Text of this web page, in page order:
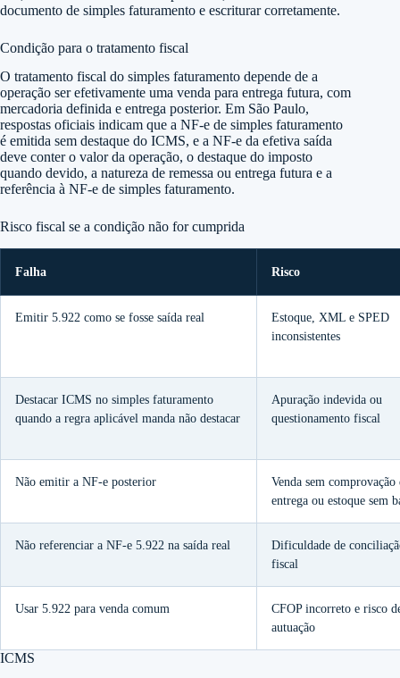
documento de simples faturamento e escriturar corretamente.
Condição para o tratamento fiscal
O tratamento fiscal do simples faturamento depende de a
operação ser efetivamente uma venda para entrega futura, com
mercadoria definida e entrega posterior. Em São Paulo,
respostas oficiais indicam que a NF-e de simples faturamento
é emitida sem destaque do ICMS, e a NF-e da efetiva saída
deve conter o valor da operação, o destaque do imposto
quando devido, a natureza de remessa ou entrega futura e a
referência à NF-e de simples faturamento.
Risco fiscal se a condição não for cumprida
Falha Risco
Emitir 5.922 como se fosse saída real
Estoque, XML e SPED
inconsistentes
Destacar ICMS no simples faturamento
quando a regra aplicável manda não destacar
Apuração indevida ou
questionamento fiscal
Não emitir a NF-e posterior
Venda sem comprovação
entrega ou estoque sem
Não referenciar a NF-e 5.922 na saída real
Dificuldade de
fiscal
Usar 5.922 para venda comum
CFOP incorreto e risco
autuação
ICMS